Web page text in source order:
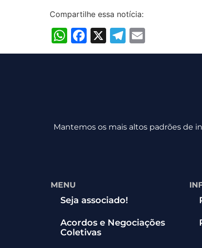
Compartilhe essa notícia:
WhatsApp
Facebook
X Telegram
Mantemos os mais altos padrões de
MENU
Seja associado!
Acordos e Negociações
Coletivas